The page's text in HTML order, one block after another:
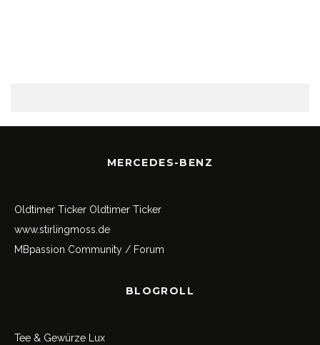
MERCEDES-BENZ
Oldtimer Ticker Oldtimer Ticker
www.stirlingmoss.de
MBpassion Community / Forum
BLOGROLL
Tee & Gewürze Lux